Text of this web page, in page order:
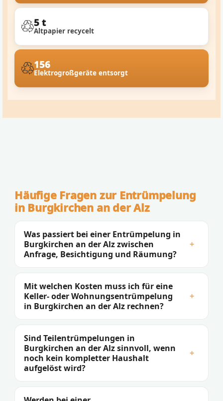
5 t
Altpapier recycelt
156
Elektrogroßgeräte entsorgt
Häufige Fragen zur Entrümpelung
in Burgkirchen an der Alz
Was passiert bei einer Entrümpelung in
Burgkirchen an der Alz zwischen
Anfrage, Besichtigung und Räumung?
+
Mit welchen Kosten muss ich für eine
Keller- oder Wohnungsentrümpelung
in Burgkirchen an der Alz rechnen?
+
Sind Teilentrümpelungen in
Burgkirchen an der Alz sinnvoll, wenn
noch kein kompletter Haushalt
aufgelöst wird?
+